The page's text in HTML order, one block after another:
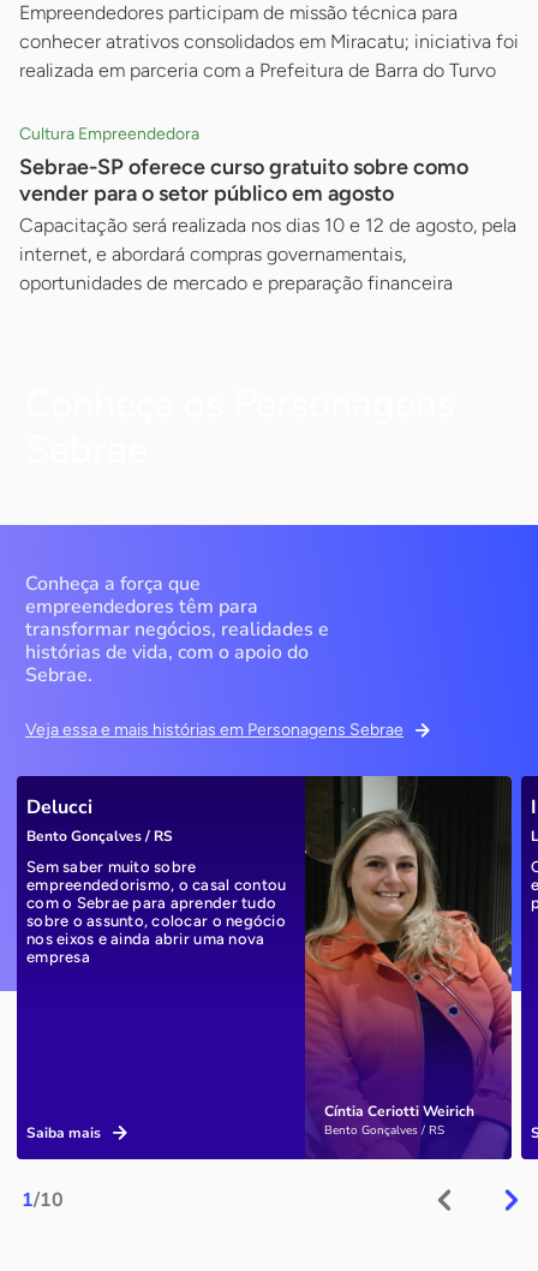
Empreendedores participam de missão técnica para
conhecer atrativos consolidados em Miracatu; iniciativa foi
realizada em parceria com a Prefeitura de Barra do Turvo
Cultura Empreendedora
Sebrae-SP oferece curso gratuito sobre como
vender para o setor público em agosto
Capacitação será realizada nos dias 10 e 12 de agosto, pela
internet, e abordará compras governamentais,
oportunidades de mercado e preparação financeira
Conheça a força que
empreendedores têm para
transformar negócios, realidades e
histórias de vida, com o apoio do
Sebrae.
Veja essa e mais histórias em Personagens Sebrae
1/10
Cíntia Ceriotti Weirich
Bento Gonçalves / RS
Delucci
Bento Gonçalves / RS
Sem saber muito sobre
empreendedorismo, o casal contou
com o Sebrae para aprender tudo
sobre o assunto, colocar o negócio
nos eixos e ainda abrir uma nova
empresa
Saiba mais